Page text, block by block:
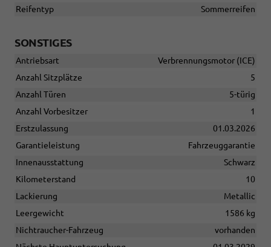
Reifentyp
Sommerreifen
SONSTIGES
Antriebsart
Verbrennungsmotor (ICE)
Anzahl Sitzplätze
5
Anzahl Türen
5-türig
Anzahl Vorbesitzer
1
Erstzulassung
01.03.2026
Garantieleistung
Fahrzeuggarantie
Innenausstattung
Schwarz
Kilometerstand
10
Lackierung
Metallic
Leergewicht
1586 kg
Nichtraucher-Fahrzeug
vorhanden